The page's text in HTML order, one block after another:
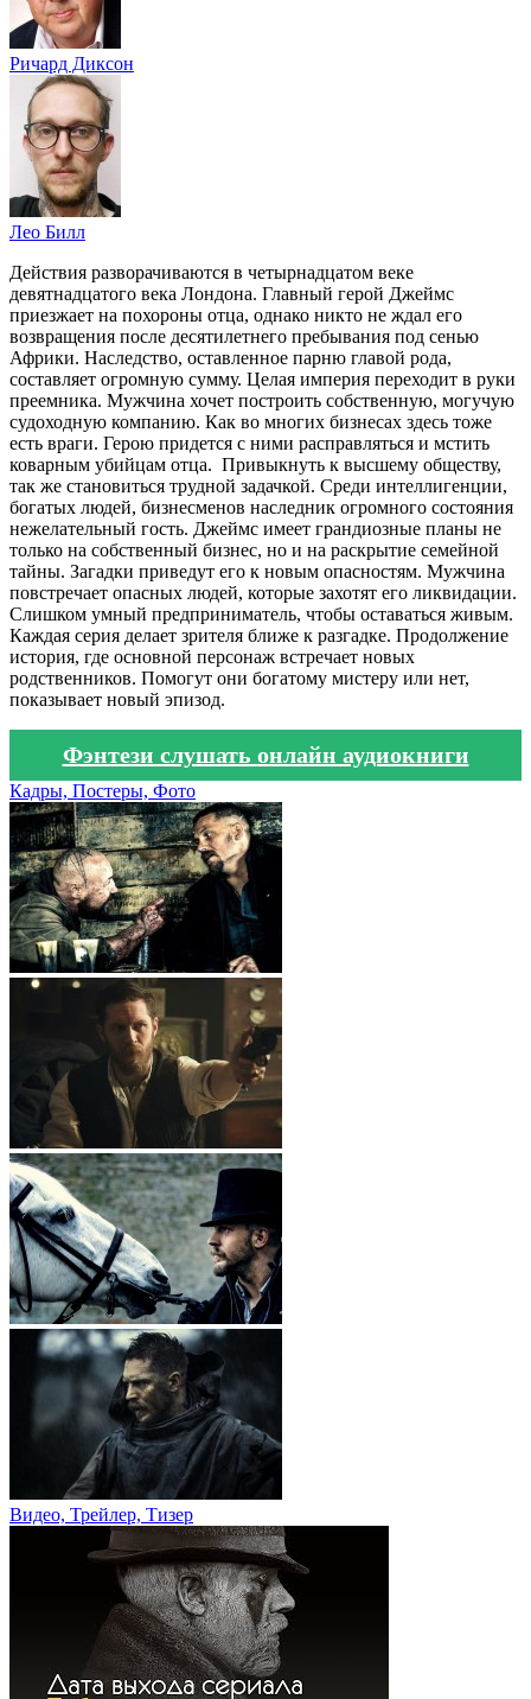
Ричард Диксон
Лео Билл
Действия разворачиваются в четырнадцатом веке
девятнадцатого века Лондона. Главный герой Джеймс
приезжает на похороны отца, однако никто не ждал его
возвращения после десятилетнего пребывания под сенью
Африки. Наследство, оставленное парню главой рода,
составляет огромную сумму. Целая империя переходит в руки
преемника. Мужчина хочет построить собственную, могучую
судоходную компанию. Как во многих бизнесах здесь тоже
есть враги. Герою придется с ними расправляться и мстить
коварным убийцам отца. Привыкнуть к высшему обществу,
так же становиться трудной задачкой. Среди интеллигенции,
богатых людей, бизнесменов наследник огромного состояния
нежелательный гость. Джеймс имеет грандиозные планы не
только на собственный бизнес, но и на раскрытие семейной
тайны. Загадки приведут его к новым опасностям. Мужчина
повстречает опасных людей, которые захотят его ликвидации.
Слишком умный предприниматель, чтобы оставаться живым.
Каждая серия делает зрителя ближе к разгадке. Продолжение
история, где основной персонаж встречает новых
родственников. Помогут они богатому мистеру или нет,
показывает новый эпизод.
Фэнтези слушать онлайн аудиокниги
Кадры, Постеры, Фото
Видео, Трейлер, Тизер